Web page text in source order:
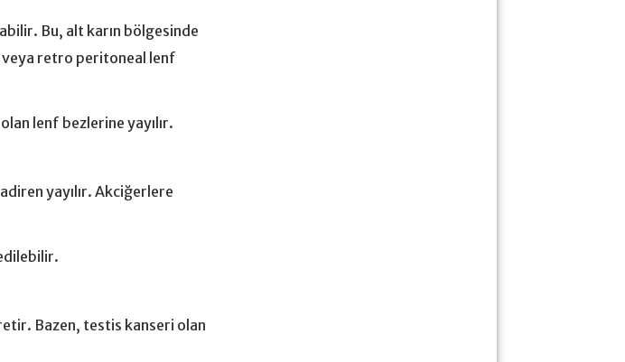
Bu, alt karın bölgesinde
veya retro peritoneal lenf
lenf bezlerine yayılır.
yayılır. Akciğerlere
Bazen, testis kanseri olan